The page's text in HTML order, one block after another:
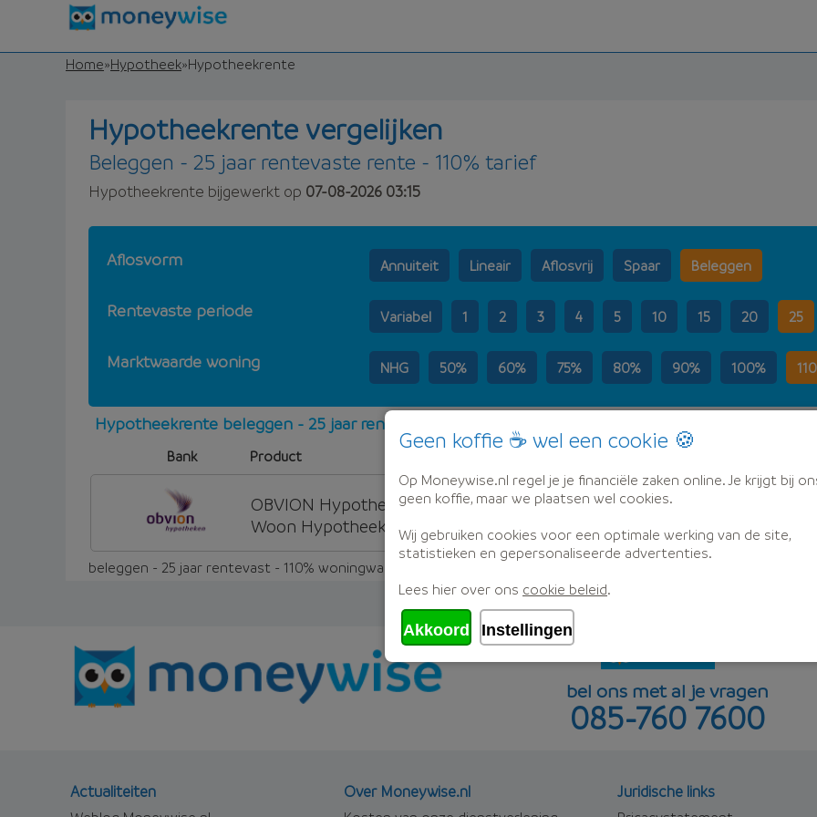
Home»Hypotheek»Hypotheekrente
Hypotheekrente vergelijken
Beleggen - 25 jaar rentevaste rente - 110% tarief
Hypotheekrente bijgewerkt op 07-08-2026 03:15
Aflosvorm Annuiteit Lineair Aflosvrij Spaar Beleggen
Rentevaste periode Variabel 1 2 3 4 5 10 15 20 25
Marktwaarde woning NHG 50% 60% 75% 80% 90% 100%
Hypotheekrente beleggen - 25 jaar rentevast - 110% woningwaarde
Bank Product
OBVION Hypotheken
Woon Hypotheek
beleggen
beleggen - 25 jaar rentevast - 110% woningwaarde
bel ons met al je vragen
085-760 7600
Actualiteiten Over Moneywise.nl Juridische links
Geen koffie ☕ wel een cookie 🍪
Op Moneywise.nl regel je je financiële zaken online. Je krijgt bij
geen koffie, maar we plaatsen wel cookies.
Wij gebruiken cookies voor een optimale werking van de site,
statistieken en gepersonaliseerde advertenties.
Lees hier over ons cookie beleid.
Akkoord Instellingen